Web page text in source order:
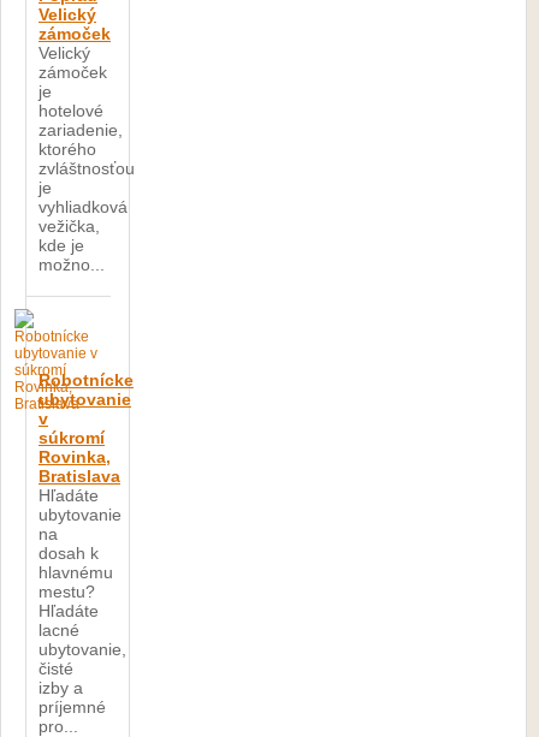
Velický
zámoček
Velický
zámoček
je
hotelové
zariadenie,
ktorého
zvláštnosťou
je
vyhliadková
vežička,
kde je
možno...
Robotnícke
ubytovanie
v
súkromí
Rovinka,
Bratislava
Hľadáte
ubytovanie
na
dosah k
hlavnému
mestu?
Hľadáte
lacné
ubytovanie,
čisté
izby a
príjemné
pro...